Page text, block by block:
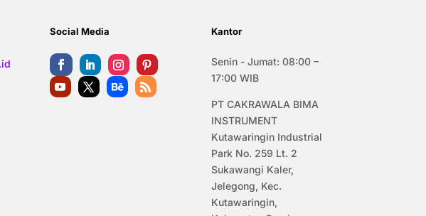
Social Media Kantor
Senin - Jumat: 08:00 –
17:00 WIB
PT CAKRAWALA BIMA
INSTRUMENT
Kutawaringin Industrial
Park No. 259 Lt. 2
Sukawangi Kaler,
Jelegong, Kec.
Kutawaringin,